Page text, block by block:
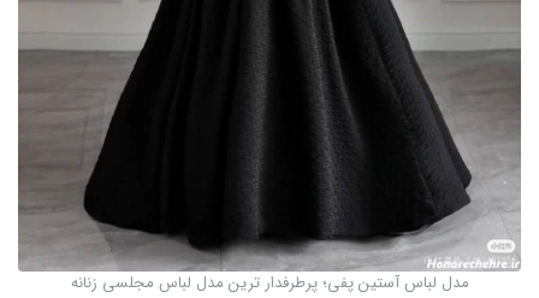
مدل لباس آستین پفی؛ پرطرفدار ترین مدل لباس مجلسی زنانه